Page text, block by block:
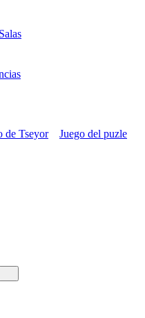
Salas
de Tseyor
Juego del puzle